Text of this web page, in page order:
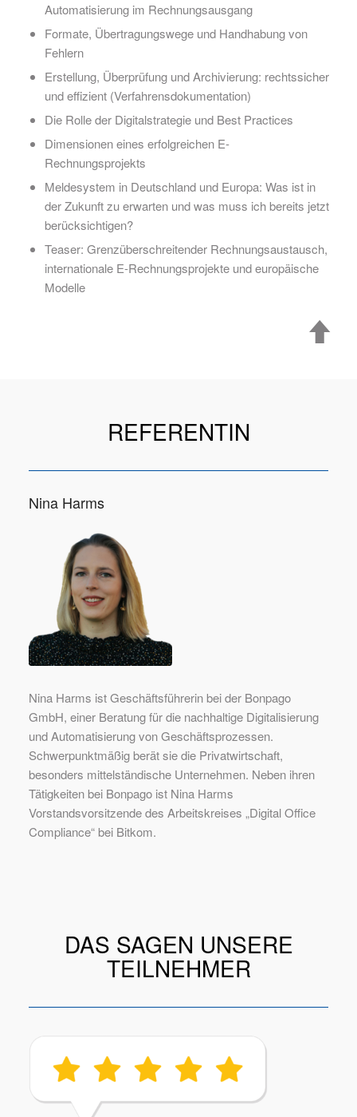
Automatisierung im Rechnungsausgang
Formate, Übertragungswege und Handhabung von
Fehlern
Erstellung, Überprüfung und Archivierung: rechtssicher
und effizient (Verfahrensdokumentation)
Die Rolle der Digitalstrategie und Best Practices
Dimensionen eines erfolgreichen E-
Rechnungsprojekts
Meldesystem in Deutschland und Europa: Was ist in
der Zukunft zu erwarten und was muss ich bereits jetzt
berücksichtigen?
Teaser: Grenzüberschreitender Rechnungsaustausch,
internationale E-Rechnungsprojekte und europäische
Modelle
REFERENTIN
Nina Harms
Nina Harms ist Geschäftsführerin bei der Bonpago
GmbH, einer Beratung für die nachhaltige Digitalisierung
und Automatisierung von Geschäftsprozessen.
Schwerpunktmäßig berät sie die Privatwirtschaft,
besonders mittelständische Unternehmen. Neben ihren
Tätigkeiten bei Bonpago ist Nina Harms
Vorstandsvorsitzende des Arbeitskreises „Digital Office
Compliance“ bei Bitkom.
DAS SAGEN UNSERE
TEILNEHMER